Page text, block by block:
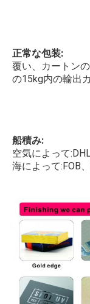
正常な包装:
覆い、カートン
の15kg内の輸出
船積み:
空気によって
海によって:FOB